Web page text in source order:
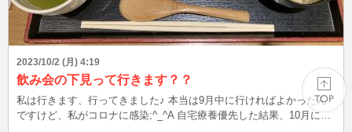
2023/10/2 (月) 4:19
飲み会の下見って行きます？？
私は行きます、行ってきました♪ 本当は9月中に行ければよかったん
ですけど、私がコロナに感染;^_^A 自宅療養優先した結果、10月に持